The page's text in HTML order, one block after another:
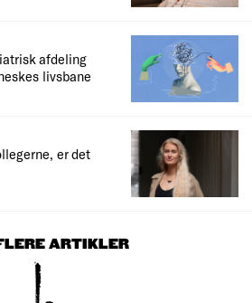
afdeling
livsbane
er det
ARTIKLER